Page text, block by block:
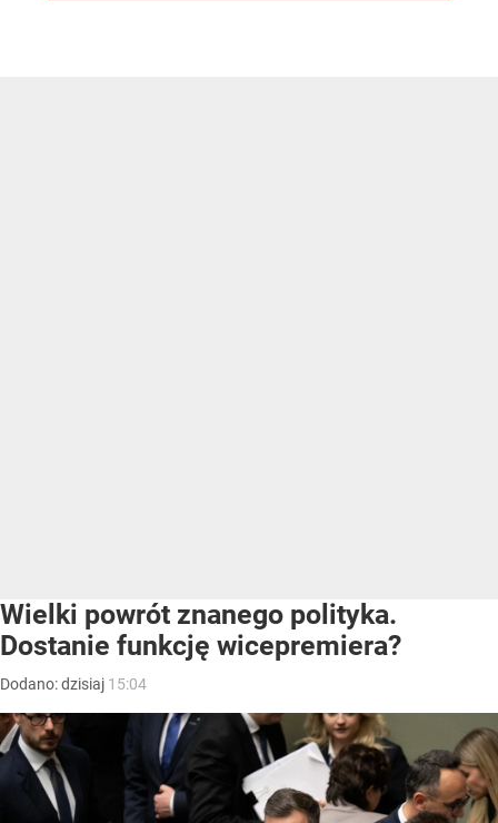
Wielki powrót znanego polityka.
Dostanie funkcję wicepremiera?
Dodano:dzisiaj 15:04